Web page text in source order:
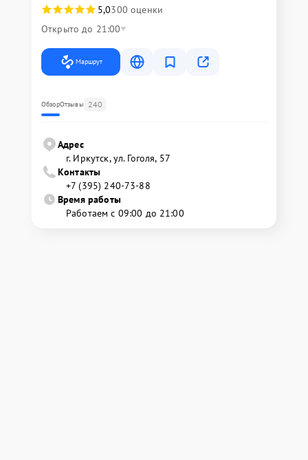
5,0300 оценки
Открыто до 21:00
Маршрут
ОбзорОтзывы 240
Адрес
г. Иркутск, ул. ​Гоголя, 57
Контакты
+7 (395) 240-73-88
Время работы
Работаем с 09:00 до 21:00